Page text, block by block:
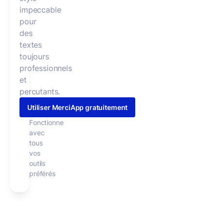
impeccable
pour
des
textes
toujours
professionnels
et
percutants.
Utiliser MerciApp gratuitement
Fonctionne
avec
tous
vos
outils
préférés